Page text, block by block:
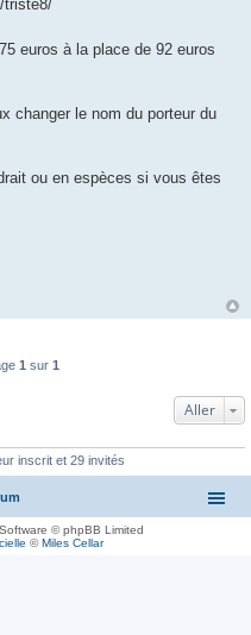
euros à la place de 92 euros
changer le nom du porteur du
ou en espèces si vous êtes
1 sur 1
Aller
inscrit et 29 invités
© phpBB Limited
©Miles Cellar